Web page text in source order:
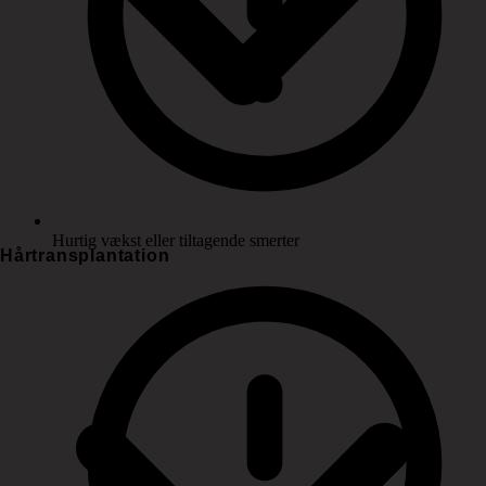
Hårtransplantation
Hurtig vækst eller tiltagende smerter